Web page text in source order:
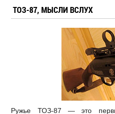
ТОЗ-87, МЫСЛИ ВСЛУХ
Ружье ТОЗ-87 — это